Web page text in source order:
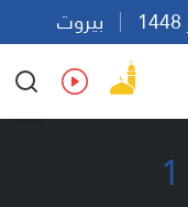
بيروت
Ar En Fr Es